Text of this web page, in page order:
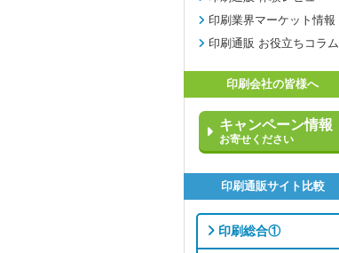
印刷業界マーケット情報
印刷通販 お役立ちコラム
印刷会社の皆様へ
キャンペーン情報
お寄せください
印刷通販サイト比較
印刷総合①